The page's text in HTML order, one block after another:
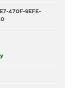
470F-9EFE-